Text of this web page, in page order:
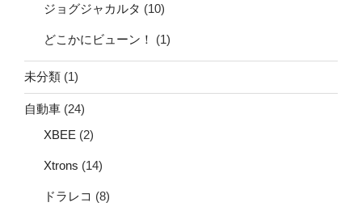
ジョグジャカルタ (10)
どこかにビューン！ (1)
未分類 (1)
自動車 (24)
XBEE (2)
Xtrons (14)
ドラレコ (8)